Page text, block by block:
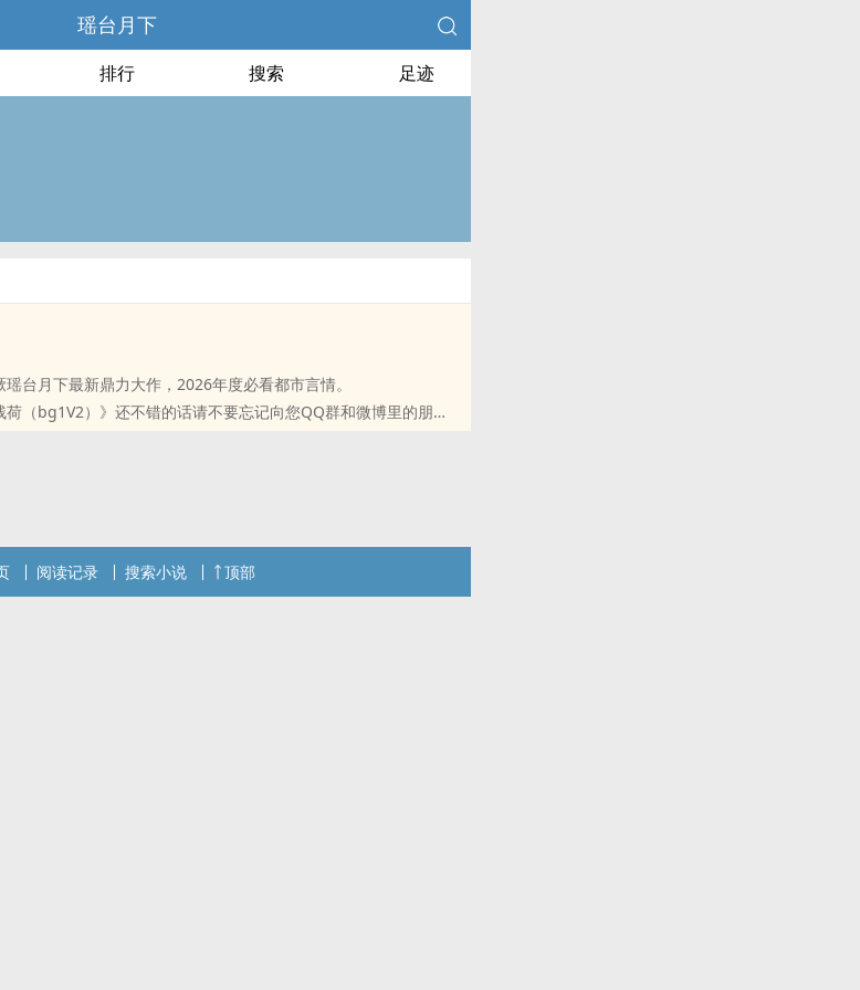
瑶台月下
排行 搜索 足迹
台月下最新鼎力大作，2026年度必看都市言情。
（bg1V2）》还不错的话请不要忘记向您QQ群和微博里的朋友
阅读记录 搜索小说 顶部